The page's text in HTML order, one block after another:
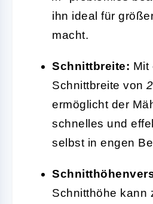
ihn ideal für
macht.
Schnittbreite: Mit
Schnittbreite von
ermöglicht der
schnelles und
selbst in engen
Schnitthöhe kann